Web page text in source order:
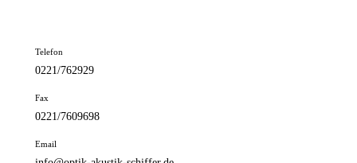
Telefon
0221/762929
Fax
0221/7609698
Email